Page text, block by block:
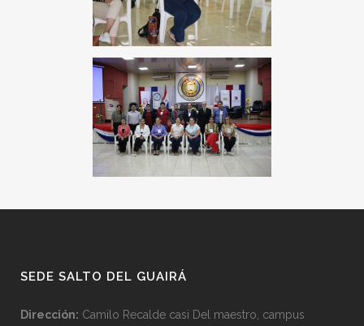
SEDE SALTO DEL GUAIRÁ
Dirección: Camilo Recalde casi Del maestro, campus